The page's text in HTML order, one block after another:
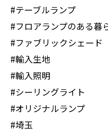
#テーブルランプ
#フロアランプのある暮
#ファブリックシェード
#輸入生地
#輸入照明
#シーリングライト
#オリジナルランプ
#埼玉